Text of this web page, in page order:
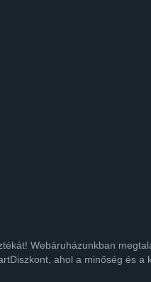
Webáruházunkban
ahol a minőség és a